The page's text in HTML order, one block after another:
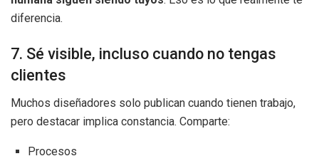
diferencia.
7. Sé visible, incluso cuando no tengas
clientes
Muchos diseñadores solo publican cuando tienen trabajo,
pero destacar implica constancia. Comparte:
Procesos